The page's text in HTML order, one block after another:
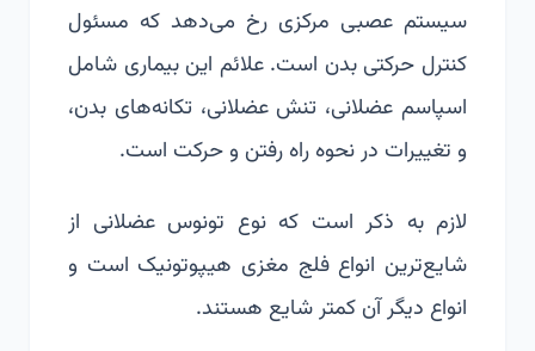
سیستم عصبی مرکزی رخ می‌دهد که مسئول
کنترل حرکتی بدن است. علائم این بیماری شامل
اسپاسم عضلانی، تنش عضلانی، تکانه‌های بدن،
و تغییرات در نحوه راه رفتن و حرکت است.
لازم به ذکر است که نوع تونوس عضلانی از
شایع‌ترین انواع فلج مغزی هیپوتونیک است و
انواع دیگر آن کمتر شایع هستند.